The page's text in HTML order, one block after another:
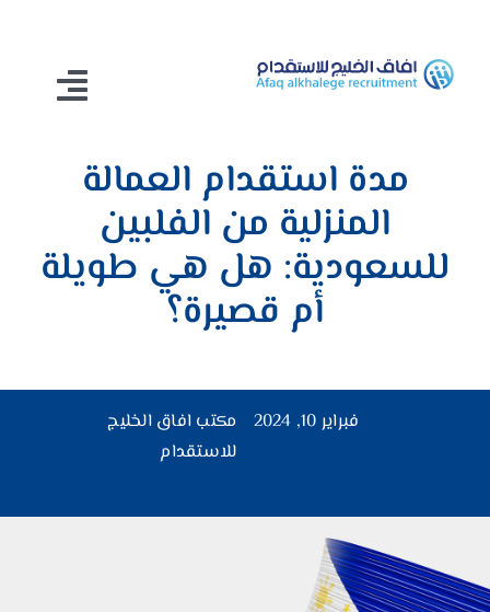
content
خدمات الاستقدام
الاستقدام
اتصل بنا
مدة استقدام العمالة
المنزلية من الفلبين
للسعودية: هل هي طويلة
أم قصيرة؟
فبراير 10, 2024
مكتب افاق الخليج
للاستقدام